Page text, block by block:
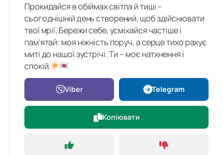
Прокидайся в обіймах світла й тиші –
сьогоднішній день створений, щоб здійснювати
твої мрії. Бережи себе, усміхайся частіше і
пам'ятай: моя ніжність поруч, а серце тихо рахує
миті до нашої зустрічі. Ти – моє натхнення і
спокій.
Viber Telegram
Копіювати